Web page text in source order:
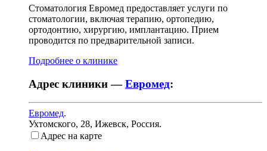
Стоматология Евромед предоставляет услуги по
стоматологии, включая терапию, ортопедию,
ортодонтию, хирургию, имплантацию. Прием
проводится по предварительной записи.
Подробнее о клинике
Адрес клиники —Евромед:
Евромед.
Ухтомского, 28, Ижевск, Россия.
Адрес на карте